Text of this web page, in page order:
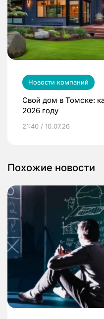
Новости компаний
Свой дом в Томске:
2026 году
21:40 / 10.07.26
Похожие новости